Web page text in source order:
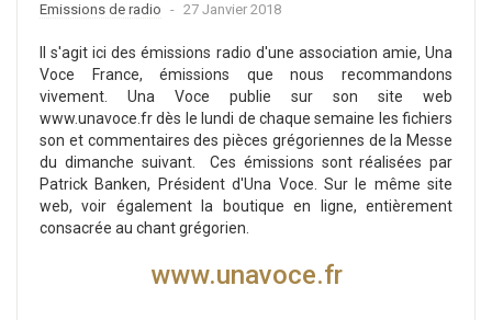
Emissions de radio 27 Janvier 2018
Il s'agit ici des émissions radio d'une association amie, Una
Voce France, émissions que nous recommandons
vivement. Una Voce publie sur son site web
www.unavoce.fr dès le lundi de chaque semaine les fichiers
son et commentaires des pièces grégoriennes de la Messe
du dimanche suivant. Ces émissions sont réalisées par
Patrick Banken, Président d'Una Voce. Sur le même site
web, voir également la boutique en ligne, entièrement
consacrée au chant grégorien.
www.unavoce.fr